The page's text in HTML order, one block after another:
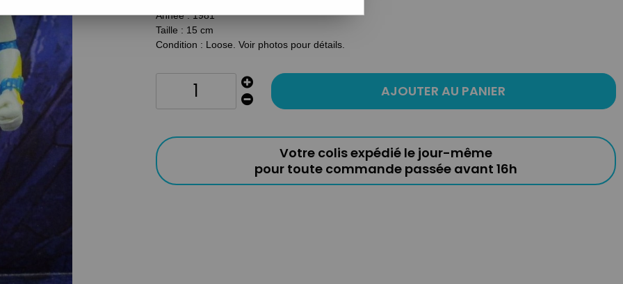
Année : 1981
Taille : 15 cm
Condition : Loose. Voir photos pour détails.
AJOUTER AU PANIER
Votre colis expédié le jour-même
pour toute commande passée avant 16h